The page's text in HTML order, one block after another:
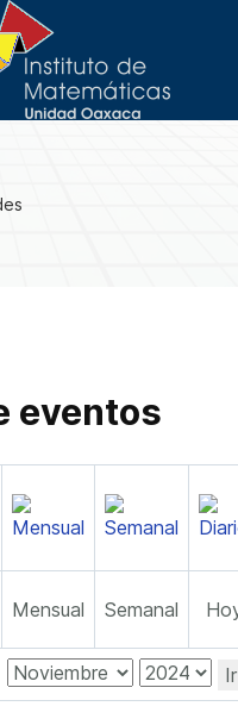
eventos
Mensual Semanal